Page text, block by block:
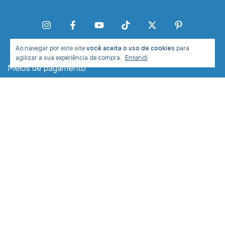
Ao navegar por este sitevocê aceita o uso de cookies para
agilizar a sua experiência de compra. Entendi
Meios de pagamento